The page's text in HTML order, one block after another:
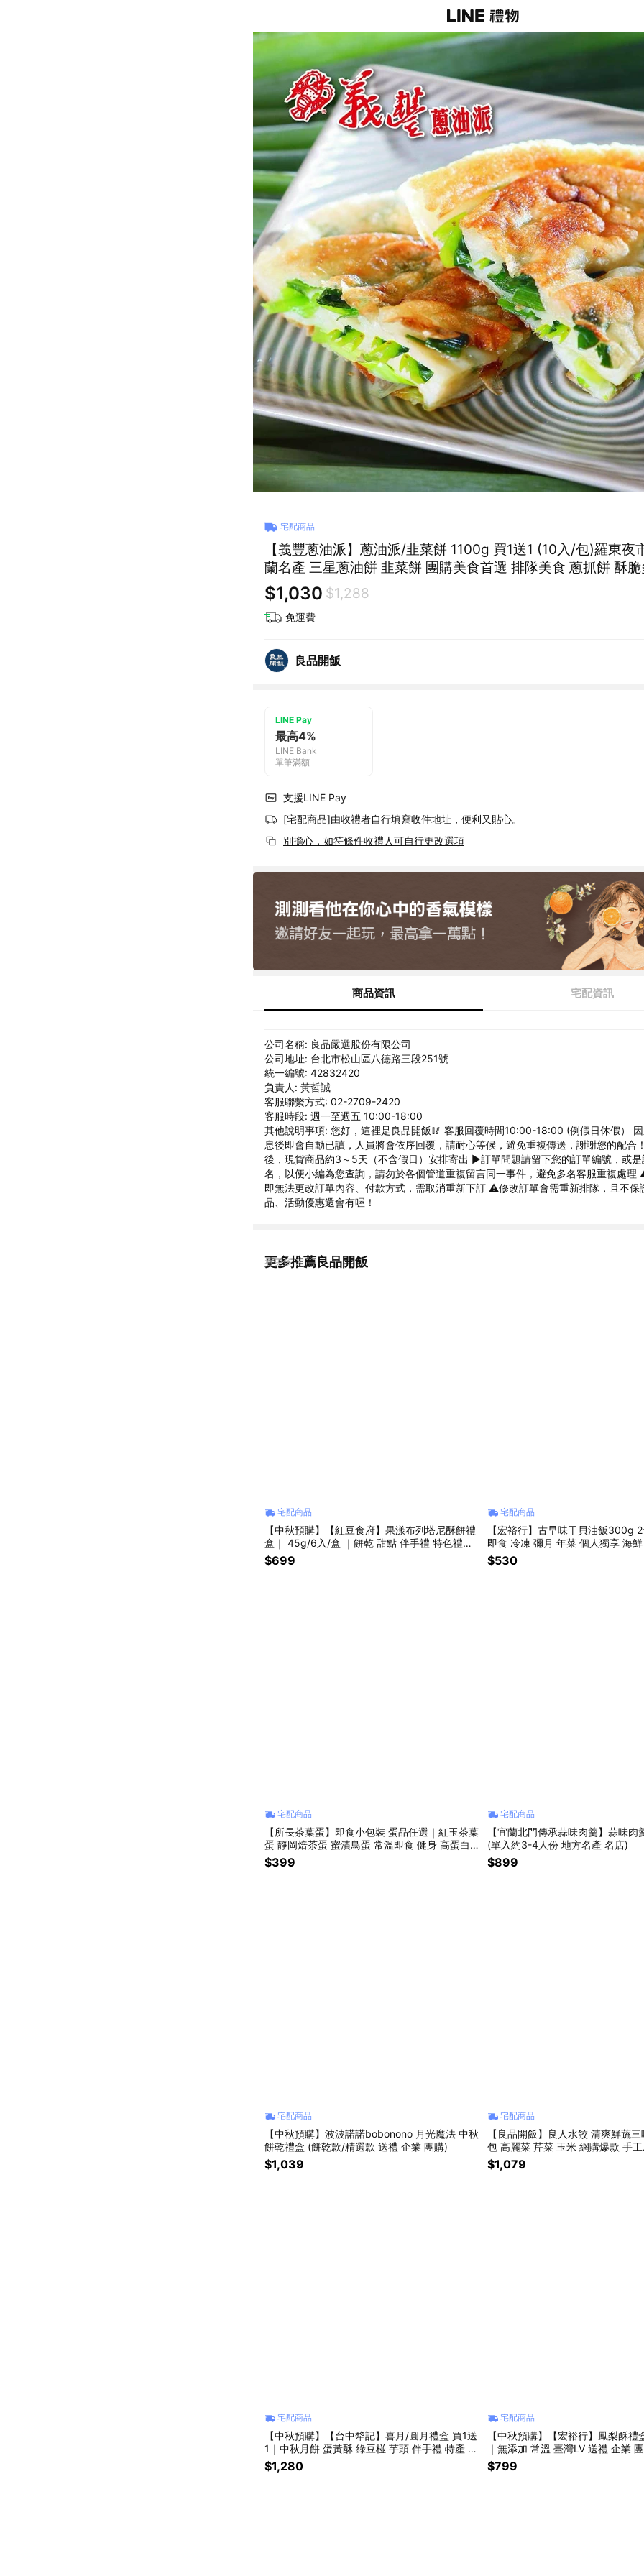
宅配商品
【義豐蔥油派】蔥油派/韭菜餅 1100g 買1送1 (10入/包)羅東夜
蘭名產 三星蔥油餅 韭菜餅 團購美食首選 排隊美食 蔥抓餅 酥脆
午茶點心 宵夜推薦 銅板美食)
$1,030 $1,288
免運費
良品開飯
LINE Pay
最高4%
LINE Bank
單筆滿額
支援LINE Pay
[宅配商品]由收禮者自行填寫收件地址，便利又貼心。
別擔心，如符條件收禮人可自行更改選項
商品資訊 宅配資訊
公司名稱: 良品嚴選股份有限公司
公司地址: 台北市松山區八德路三段251號
統一編號: 42832420
負責人: 黃哲誠
客服聯繫方式: 02-2709-2420
客服時段: 週一至週五 10:00-18:00
其他說明事項: 您好，這裡是良品開飯🥢 客服回覆時間10:00-18:00 (例假日休假）
息後即會自動已讀，人員將會依序回覆，請耐心等候，避免重複傳送，謝謝您的配合
後，現貨商品約3～5天（不含假日）安排寄出 ►訂單問題請留下您的訂單編號，或是
名，以便小編為您查詢，請勿於各個管道重複留言同一事件，避免多名客服重複處理
即無法更改訂單內容、付款方式，需取消重新下訂 ⚠️修改訂單會需重新排隊，且不保
品、活動優惠還會有喔！
更多推薦良品開飯
看更多
宅配商品
【中秋預購】【紅豆食府】果漾布列塔尼酥餅禮
盒｜ 45g/6入/盒 ｜餅乾 甜點 伴手禮 特色禮盒
團購 企業訂購
$699
宅配商品
【宏裕行】古早味干貝油飯300g
即食 冷凍 彌月 年菜 個人獨享 海
$530
宅配商品
【所長茶葉蛋】即食小包裝 蛋品任選｜紅玉茶葉
蛋 靜岡焙茶蛋 蜜漬鳥蛋 常溫即食 健身 高蛋白
點心 露營
$399
宅配商品
【宜蘭北門傳承蒜味肉羹】蒜味
(單入約3-4人份 地方名產 名店)
$899
宅配商品
【中秋預購】波波諾諾bobonono 月光魔法 中秋
餅乾禮盒 (餅乾款/精選款 送禮 企業 團購)
$1,039
宅配商品
【良品開飯】良人水餃 清爽鮮蔬
包 高麗菜 芹菜 玉米 網購爆款 手工
食 冷凍 宵夜)
$1,079
宅配商品
【中秋預購】【台中犂記】喜月/圓月禮盒 買1送
1｜中秋月餅 蛋黃酥 綠豆椪 芋頭 伴手禮 特產 送
禮 企業 團購
$1,280
宅配商品
【中秋預購】【宏裕行】鳳梨酥禮
｜無添加 常溫 臺灣LV 送禮 企業
$799